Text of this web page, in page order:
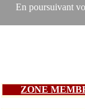
En poursuivant
ZONE